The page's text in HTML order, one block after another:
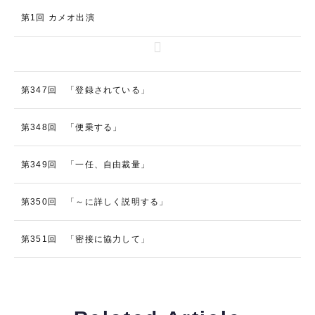
第1回 カメオ出演
第347回 「登録されている」
第348回 「便乗する」
第349回 「一任、自由裁量」
第350回 「～に詳しく説明する」
第351回 「密接に協力して」